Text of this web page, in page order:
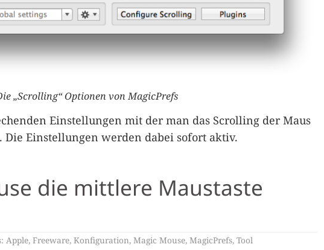
„Scrolling“ Optionen von MagicPrefs
Einstellungen mit der man das Scrolling der Maus
Einstellungen werden dabei sofort aktiv.
die mittlere Maustaste
Apple, Freeware, Konfiguration, Magic Mouse, MagicPrefs, Tool